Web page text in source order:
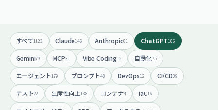
すべて1123 Claude146 Anthropic81 ChatGPT186
Gemini79 MCP31 Vibe Coding12 自動化75
エージェント179 プロンプト48 DevOps12 CI/CD39
テスト22 生産性向上138 コンテナ4 IaC16